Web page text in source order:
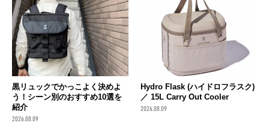
黒リュックでかっこよく決めよ
う！シーン別のおすすめ10選を
紹介
2026.08.09
Hydro Flask (ハイドロフラスク)
／ 15L Carry Out Cooler
2026.08.09